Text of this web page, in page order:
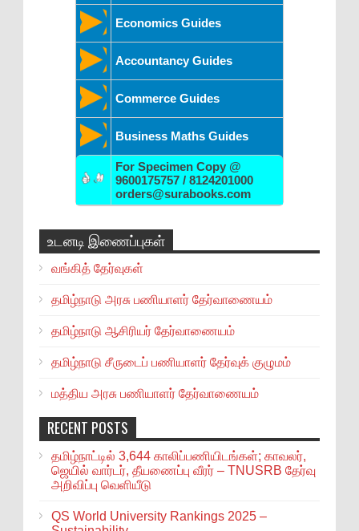
Economics Guides
Accountancy Guides
Commerce Guides
Business Maths Guides
For Specimen Copy @
9600175757 / 8124201000
orders@surabooks.com
உடனடி இணைப்புகள்
வங்கித் தேர்வுகள்
தமிழ்நாடு அரசு பணியாளர் தேர்வாணையம்
தமிழ்நாடு ஆசிரியர் தேர்வாணையம்
தமிழ்நாடு சீருடைப் பணியாளர் தேர்வுக் குழுமம்
மத்திய அரசு பணியாளர் தேர்வாணையம்
RECENT POSTS
தமிழ்நாட்டில் 3,644 காலிப்பணியிடங்கள்; காவலர்,
ஜெயில் வார்டர், தீயணைப்பு வீரர் – TNUSRB தேர்வு
அறிவிப்பு வெளியீடு
QS World University Rankings 2025 –